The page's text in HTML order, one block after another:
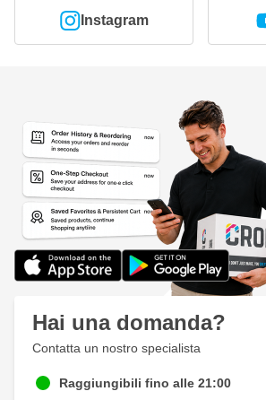
Instagram
Hai una domanda?
Contatta un nostro specialista
Raggiungibili fino alle 21:00